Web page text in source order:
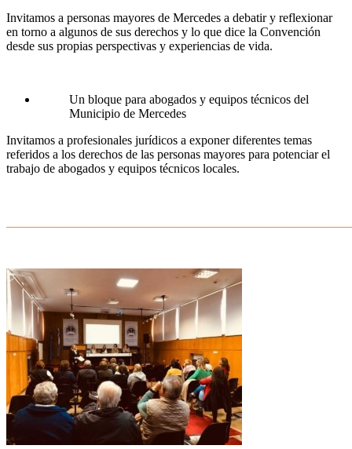
Invitamos a personas mayores de Mercedes a debatir y reflexionar
en torno a algunos de sus derechos y lo que dice la Convención
desde sus propias perspectivas y experiencias de vida.
Un bloque para abogados y equipos técnicos del
Municipio de Mercedes
Invitamos a profesionales jurídicos a exponer diferentes temas
referidos a los derechos de las personas mayores para potenciar el
trabajo de abogados y equipos técnicos locales.